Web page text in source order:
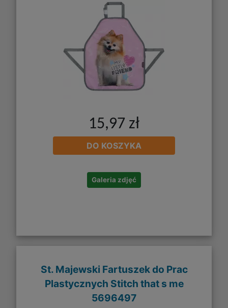
15,97 zł
DO KOSZYKA
Galeria zdjęć
St. Majewski Fartuszek do Prac
Plastycznych Stitch that s me
5696497